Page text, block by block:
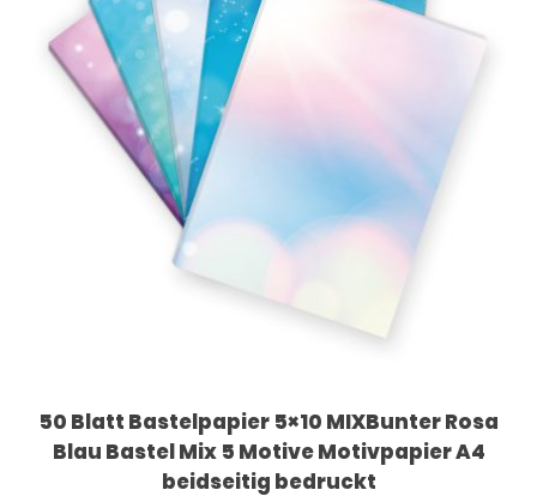
50 Blatt Bastelpapier 5×10 MIXBunter Rosa
Blau Bastel Mix 5 Motive Motivpapier A4
beidseitig bedruckt